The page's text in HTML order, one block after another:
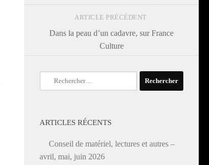
ARTICLE PRÉCÉDENT
Dans la peau d’un cadavre, sur France
Culture
Rechercher :
ARTICLES RÉCENTS
Conseil de matériel, lectures et autres –
avril, mai, juin 2026